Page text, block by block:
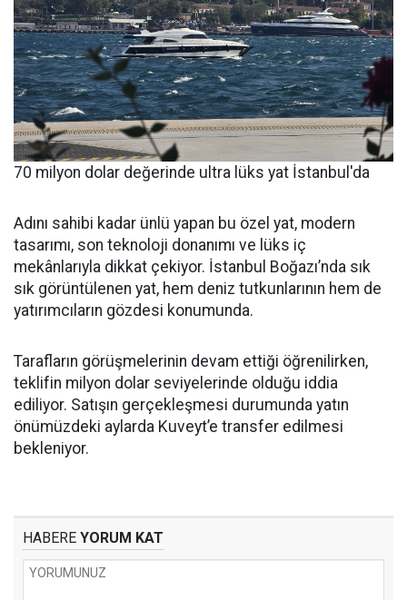
70 milyon dolar değerinde ultra lüks yat İstanbul'da
Adını sahibi kadar ünlü yapan bu özel yat, modern
tasarımı, son teknoloji donanımı ve lüks iç
mekânlarıyla dikkat çekiyor. İstanbul Boğazı’nda sık
sık görüntülenen yat, hem deniz tutkunlarının hem de
yatırımcıların gözdesi konumunda.
Tarafların görüşmelerinin devam ettiği öğrenilirken,
teklifin milyon dolar seviyelerinde olduğu iddia
ediliyor. Satışın gerçekleşmesi durumunda yatın
önümüzdeki aylarda Kuveyt’e transfer edilmesi
bekleniyor.
HABERE YORUM KAT